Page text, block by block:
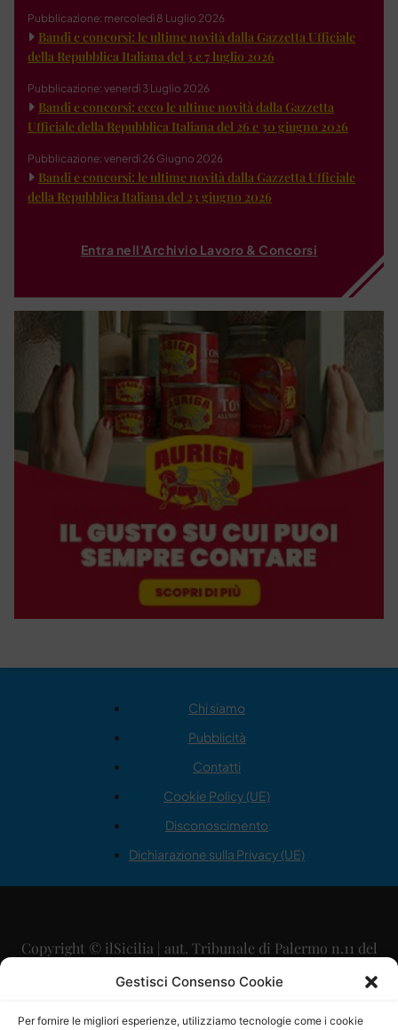
Gestisci Consenso Cookie
Per fornire le migliori esperienze, utilizziamo tecnologie come i cookie
Pubblicazione: mercoledì 8 Luglio 2026
Bandi e concorsi: le ultime novità dalla Gazzetta Ufficiale
della Repubblica Italiana del 3 e 7 luglio 2026
Pubblicazione: venerdì 3 Luglio 2026
Bandi e concorsi: ecco le ultime novità dalla Gazzetta
Ufficiale della Repubblica Italiana del 26 e 30 giugno 2026
Pubblicazione: venerdì 26 Giugno 2026
Bandi e concorsi: le ultime novità dalla Gazzetta Ufficiale
della Repubblica Italiana del 23 giugno 2026
Entra nell'Archivio Lavoro & Concorsi
Chi siamo
Pubblicità
Contatti
Cookie Policy (UE)
Disconoscimento
Dichiarazione sulla Privacy (UE)
Copyright © ilSicilia | aut. Tribunale di Palermo n.11 del
29/09/2015